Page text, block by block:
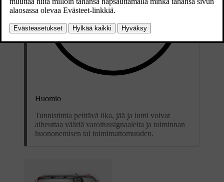
Huomio
Tunnistimia peittävä lika, jää ja lumi voivat
aiheuttaa vääriä varoitussignaaleita ja toiminnan
huononemisen tai toimimattomuuden.